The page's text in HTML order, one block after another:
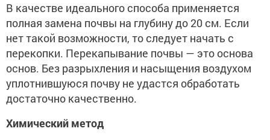
В качестве идеального способа применяется
полная замена почвы на глубину до 20 см. Если
нет такой возможности, то следует начать с
перекопки. Перекапывание почвы — это основа
основ. Без разрыхления и насыщения воздухом
уплотнившуюся почву не удастся обработать
достаточно качественно.
Химический метод